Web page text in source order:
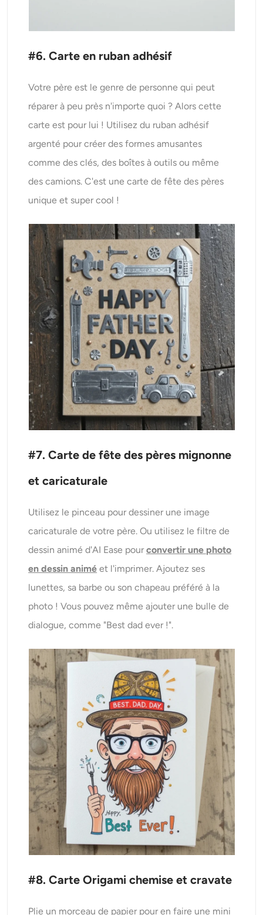
#6. Carte en ruban adhésif
Votre père est le genre de personne qui peut
réparer à peu près n'importe quoi ? Alors cette
carte est pour lui ! Utilisez du ruban adhésif
argenté pour créer des formes amusantes
comme des clés, des boîtes à outils ou même
des camions. C'est une carte de fête des pères
unique et super cool !
#7. Carte de fête des pères mignonne
et caricaturale
Utilisez le pinceau pour dessiner une image
caricaturale de votre père. Ou utilisez le filtre de
dessin animé d'AI Ease pourconvertir une photo
en dessin animé et l'imprimer. Ajoutez ses
lunettes, sa barbe ou son chapeau préféré à la
photo ! Vous pouvez même ajouter une bulle de
dialogue, comme "Best dad ever !".
#8. Carte Origami chemise et cravate
Plie un morceau de papier pour en faire une mini